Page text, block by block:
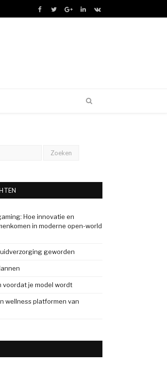
Facebook
TwitterGoogle+LinkedIn
VK
Hoe innovatie en
in moderne open-world
geworden
voordat je model wordt
wellness platformen van